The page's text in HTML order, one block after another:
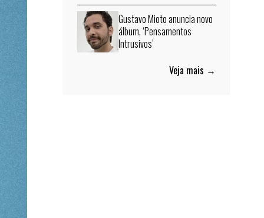
Gustavo Mioto anuncia novo
álbum, ‘Pensamentos
Intrusivos’
Veja mais →